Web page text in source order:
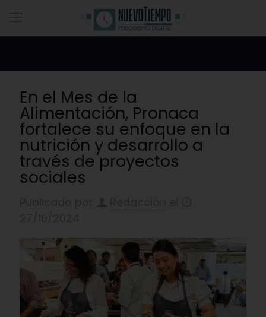
En el Mes de la
Alimentación, Pronaca
fortalece su enfoque en la
nutrición y desarrollo a
través de proyectos
sociales